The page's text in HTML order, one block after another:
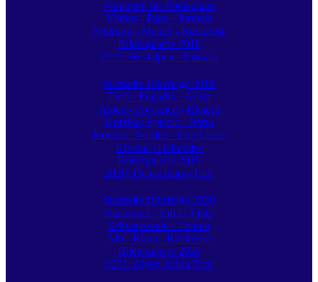
Pommern bis Podlachien
Vilnius - Riga - Jürmala
Nehrung - Memel - Rückreise
Bildergalerie 2018
2019: Westalpen - Korsika
Startseite Bikertage 2019
Tirol - Engadin - Aosta
Alpen - Provence - Riviera
Korsika: Ajaccio - Porto
Korsika: Norden - Cap Corse
Riviera - Heimreise
Bildergalerie 2019
2020: Deutschland-Tour
Startseite Bikertage 2020
Sauerland - Eifel - Pfalz
Schwarzwald - Touren
Alb - Rhön - Rückreise
Bildergalerie 2020
2021: Alpen-Adria Tour